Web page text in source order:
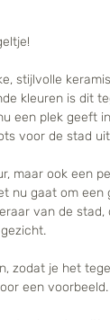
stijlvolle
kleuren is dit
een plek geeft
voor de stad
maar ook een
nu gaat om een
van de stad,
zodat je het
een voorbeeld.